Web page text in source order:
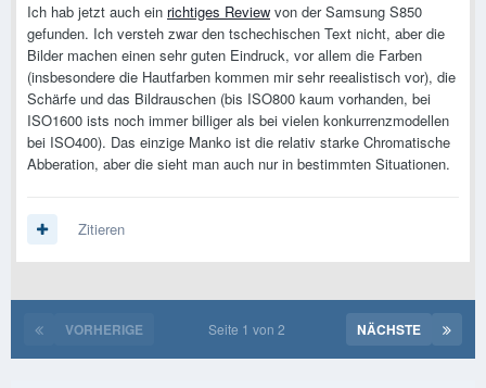
Ich hab jetzt auch ein richtiges Review von der Samsung S850
gefunden. Ich versteh zwar den tschechischen Text nicht, aber die
Bilder machen einen sehr guten Eindruck, vor allem die Farben
(insbesondere die Hautfarben kommen mir sehr reealistisch vor), die
Schärfe und das Bildrauschen (bis ISO800 kaum vorhanden, bei
ISO1600 ists noch immer billiger als bei vielen konkurrenzmodellen
bei ISO400). Das einzige Manko ist die relativ starke Chromatische
Abberation, aber die sieht man auch nur in bestimmten Situationen.
Zitieren
VORHERIGE NÄCHSTE
Seite 1 von 2